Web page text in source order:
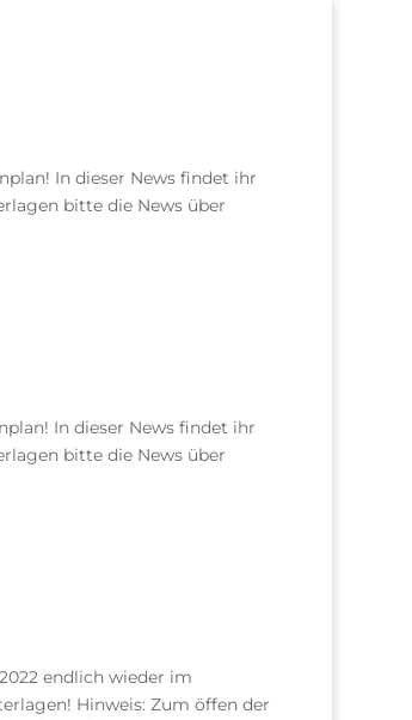
In dieser News findet ihr
bitte die News über
In dieser News findet ihr
bitte die News über
endlich wieder im
Hinweis: Zum öffen der